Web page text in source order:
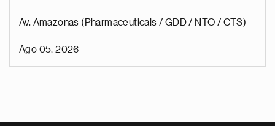
Av. Amazonas (Pharmaceuticals / GDD / NTO / CTS)
Ago 05, 2026